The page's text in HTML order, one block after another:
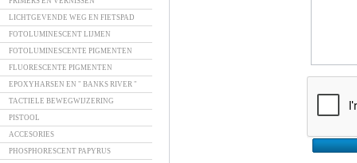
LICHTGEVENDE WEG EN FIETSPAD
FOTOLUMINESCENT LIJMEN
FOTOLUMINESCENTE PIGMENTEN
FLUORESCENTE PIGMENTEN
EPOXYHARSEN EN " BANKS RIVER "
TACTIELE BEWEGWIJZERING
PISTOOL
ACCESORIES
PHOSPHORESCENT PAPYRUS